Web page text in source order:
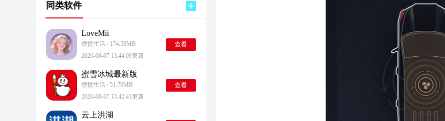
同类软件
LoveMii
便捷生活 / 174.59MB
2026-08-07 13:44:09更新
查看
蜜雪冰城最新版
便捷生活 / 51.70MB
2026-08-07 13:42:41更新
查看
云上洪湖